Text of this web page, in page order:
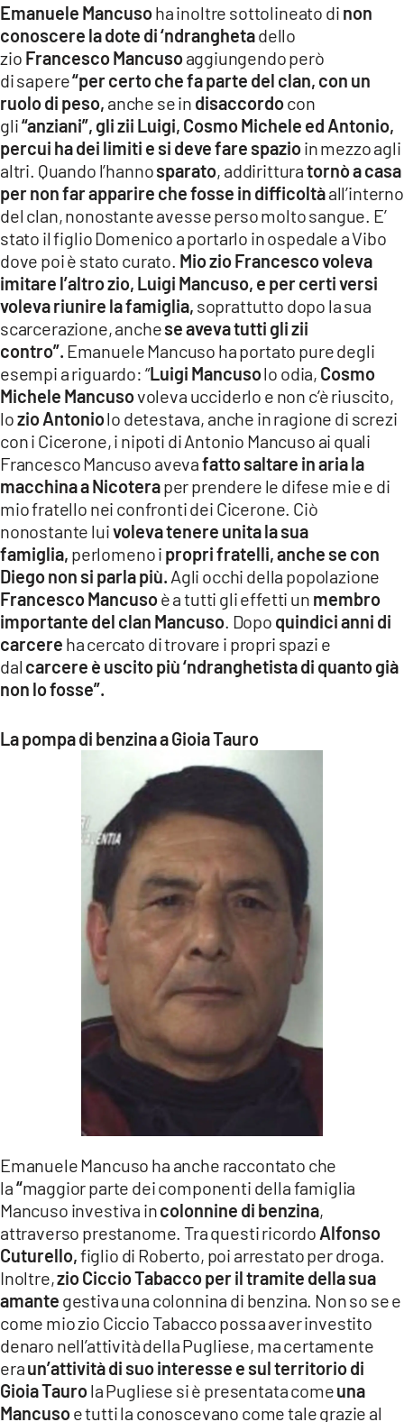
Emanuele Mancusoha inoltre sottolineato di non
conoscere la dote di ‘ndranghetadello
zio Francesco Mancusoaggiungendo però
di sapere“per certo che fa parte del clan, con un
ruolo di peso, anche se in disaccordocon
gli“anziani”, gli zii Luigi, Cosmo Michele ed Antonio,
percui ha dei limiti e si deve fare spazioin mezzo agli
altri. Quando l’hannosparato, addiritturatornò a casa
per non far apparire che fosse in difficoltàall’interno
del clan, nonostante avesse perso molto sangue. E’
stato il figlio Domenico a portarlo in ospedale a Vibo
dove poi è stato curato. Mio zio Francesco voleva
imitare l’altro zio, Luigi Mancuso, e per certi versi
voleva riunire la famiglia, soprattutto dopo la sua
scarcerazione, anchese aveva tutti gli zii
contro”. Emanuele Mancuso ha portato pure degli
esempi a riguardo: “Luigi Mancusolo odia, Cosmo
Michele Mancusovoleva ucciderlo e non c’è riuscito,
lozio Antoniolo detestava, anche in ragione di screzi
con i Cicerone, i nipoti di Antonio Mancuso ai quali
Francesco Mancuso avevafatto saltare in aria la
macchina a Nicoteraper prendere le difese mie e di
mio fratello nei confronti dei Cicerone. Ciò
nonostante luivoleva tenere unita la sua
famiglia, perlomeno i propri fratelli, anche se con
Diego non si parla più. Agli occhi della popolazione
Francesco Mancusoè a tutti gli effetti un membro
importante del clan Mancuso . Dopo quindici anni di
carcere ha cercato di trovare i propri spazi e
dal carcere è uscito più ‘ndranghetista di quanto già
non lo fosse”.
La pompa di benzina a Gioia Tauro
Emanuele Mancuso ha anche raccontato che
la“maggior parte dei componenti della famiglia
Mancuso investiva incolonnine di benzina,
attraverso prestanome. Tra questi ricordo Alfonso
Cuturello,figlio di Roberto, poi arrestato per droga.
Inoltre,zio Ciccio Tabacco per il tramite della sua
amante gestiva una colonnina di benzina. Non so se e
come mio zio Ciccio Tabacco possa aver investito
denaro nell’attività della Pugliese, ma certamente
eraun’attività di suo interesse e sul territorio di
Gioia Taurola Pugliese si è presentata comeuna
Mancusoe tutti la conoscevano come tale grazie al